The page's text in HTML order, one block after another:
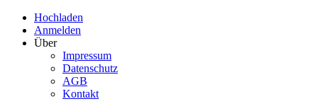
Hochladen
Anmelden
Über
Impressum
Datenschutz
AGB
Kontakt